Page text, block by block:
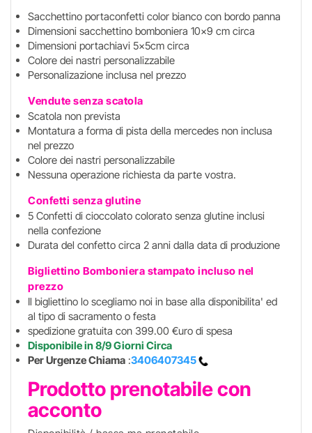
Sacchettino portaconfetti color bianco con bordo panna
Dimensioni sacchettino bomboniera 10x9 cm circa
Dimensioni portachiavi 5x5cm circa
Colore dei nastri personalizzabile
Personalizazione inclusa nel prezzo
Vendute senza scatola
Scatola non prevista
Montatura a forma di pista della mercedes non inclusa
nel prezzo
Colore dei nastri personalizzabile
Nessuna operazione richiesta da parte vostra.
Confetti senza glutine
5 Confetti di cioccolato colorato senza glutine inclusi
nella confezione
Durata del confetto circa 2 anni dalla data di produzione
Bigliettino Bomboniera stampato incluso nel
prezzo
Il bigliettino lo scegliamo noi in base alla disponibilita' ed
al tipo di sacramento o festa
spedizione gratuita con 399.00 €uro di spesa
Disponibile in 8/9 Giorni Circa
Per Urgenze Chiama :3406407345
Prodotto prenotabile con
acconto